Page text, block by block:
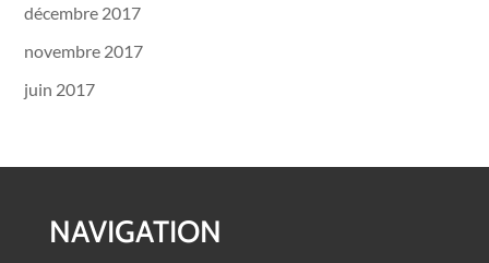
décembre 2017
novembre 2017
juin 2017
NAVIGATION